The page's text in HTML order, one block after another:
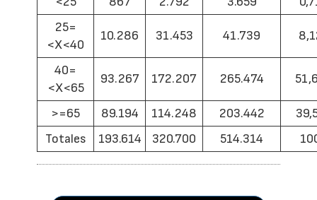
25=
<X<40
10.286 31.453 41.739
40=
<X<65
93.267 172.207 265.474
>=65 89.194 114.248 203.442
Totales
193.614 320.700 514.314